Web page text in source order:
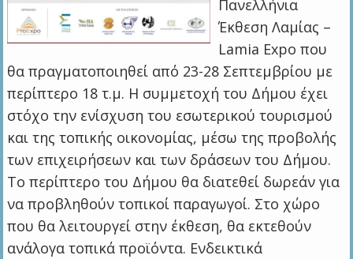
Πανελλήνια
Έκθεση Λαμίας –
Lamia Expo που
θα πραγματοποιηθεί από 23-28 Σεπτεμβρίου με
περίπτερο 18 τ.μ. Η συμμετοχή του Δήμου έχει
στόχο την ενίσχυση του εσωτερικού τουρισμού
και της τοπικής οικονομίας, μέσω της προβολής
των επιχειρήσεων και των δράσεων του Δήμου.
Το περίπτερο του Δήμου θα διατεθεί δωρεάν για
να προβληθούν τοπικοί παραγωγοί. Στο χώρο
που θα λειτουργεί στην έκθεση, θα εκτεθούν
ανάλογα τοπικά προϊόντα. Ενδεικτικά